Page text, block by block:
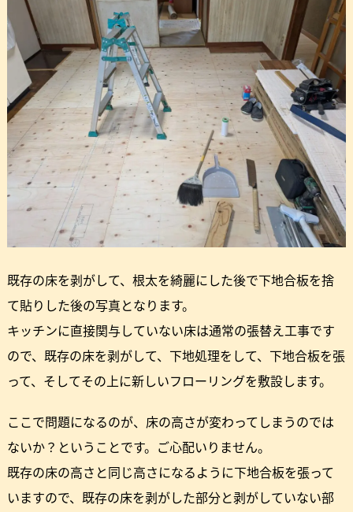
既存の床を剥がして、根太を綺麗にした後で下地合板を捨
て貼りした後の写真となります。
キッチンに直接関与していない床は通常の張替え工事です
ので、既存の床を剥がして、下地処理をして、下地合板を張
って、そしてその上に新しいフローリングを敷設します。
ここで問題になるのが、床の高さが変わってしまうのでは
ないか？ということです。ご心配いりません。
既存の床の高さと同じ高さになるように下地合板を張って
いますので、既存の床を剥がした部分と剥がしていない部